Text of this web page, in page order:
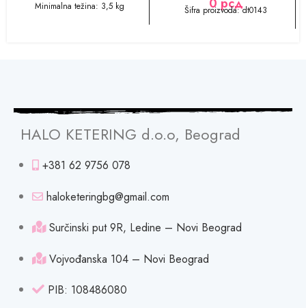
Minimalna težina: 3,5 kg
​​​​Šifra proizvoda: dt0143
HALO KETERING d.o.o, Beograd
+381 62 9756 078
haloketeringbg@gmail.com
Surčinski put 9R, Ledine – Novi Beograd
Vojvođanska 104 – Novi Beograd
PIB: 108486080